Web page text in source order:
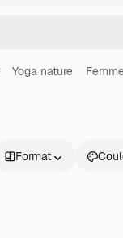
Yoga nature
Format